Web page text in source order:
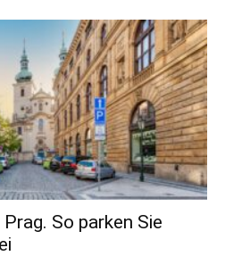
So parken Sie